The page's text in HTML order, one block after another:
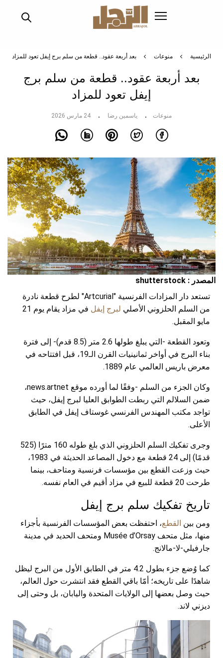
الرئيسية منوعات بعد أربعة عقود.. قطعة من سلم برج إيفل تعود للمزاد
بعد أربعة عقود.. قطعة من سلم برج
إيفل تعود للمزاد
منوعات ياسمين رضا 24 مارس 2026
المصدر : shutterstock
تستعد دار المزادات الفرنسية "Artcurial" لطرح قطعة نادرة
من السلم الحلزوني الأصلي لبرج إيفل
في مزاد يقام يوم 21
مايو المقبل.
وتعود القطعة -التي يبلغ طولها 2.6 متر (8.5 قدم)- إلى فترة
بناء البرج في أواخر ثمانينيات القرن الـ19، قبل افتتاحه في
معرض باريس العالمي عام 1889.
وكان الجزء من السلم -وفقًا لما أورده موقع news.artnet،
ضمن السلالم التي ربطت الطوابق العليا لبرج إيفل، حيث
تواجد مكتب المهندس الفرنسي غوستاف إيفل في الطابق
الأعلى.
وجرى تفكيك السلم الحلزوني الذي بلغ طوله 160 مترًا (525
قدمًا) إلى 24 قطعة مع دخول المصاعد الحديثة في 1983،
حيث وزعت القطع بين مؤسسات فرنسية ومتاحف، بينما
طرحت 20 قطعة للبيع في مزاد أقيم في العام نفسه.
تاريخ تفكيك سلم برج إيفل
ومن بين القطع، احتفظت بعض المؤسسات الفرنسية بأجزاء
منها، مثل متحف Musée d’Orsay ومتحف الحديد في مدينة
جارفيلي-لا-مالانج.
كما وُضع جزء بطول 4.2 متر في الطابق الأول من البرج ليظل
شاهدًا على تاريخه؛ أمّا باقي القطع فقد انتشرت حول العالم،
حيث وصل بعضها إلى الولايات المتحدة واليابان، بل وحتى إلى
ديزني لاند.